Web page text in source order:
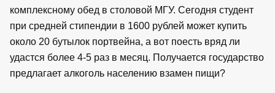
комплексному обед в столовой МГУ. Сегодня студент
при средней стипендии в 1600 рублей может купить
около 20 бутылок портвейна, а вот поесть вряд ли
удастся более 4-5 раз в месяц. Получается государство
предлагает алкоголь населению взамен пищи?